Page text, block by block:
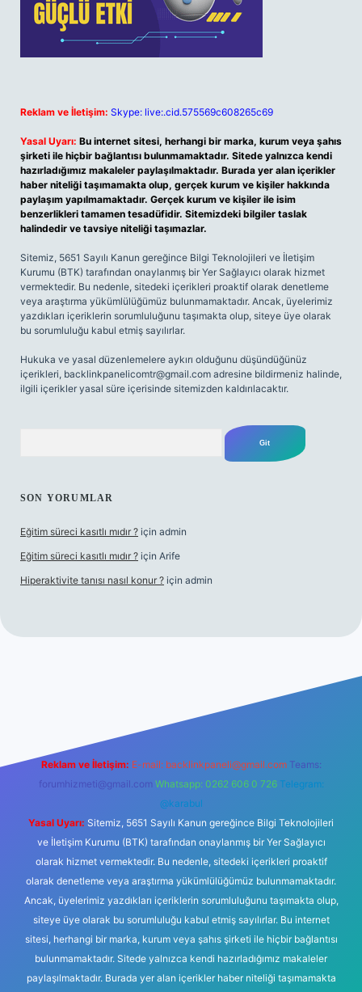
Reklam ve İletişim: Skype: live:.cid.575569c608265c69
Yasal Uyarı: Bu internet sitesi, herhangi bir marka, kurum veya şahıs
şirketi ile hiçbir bağlantısı bulunmamaktadır. Sitede yalnızca kendi
hazırladığımız makaleler paylaşılmaktadır. Burada yer alan içerikler
haber niteliği taşımamakta olup, gerçek kurum ve kişiler hakkında
paylaşım yapılmamaktadır. Gerçek kurum ve kişiler ile isim
benzerlikleri tamamen tesadüfidir. Sitemizdeki bilgiler taslak
halindedir ve tavsiye niteliği taşımazlar.
Sitemiz, 5651 Sayılı Kanun gereğince Bilgi Teknolojileri ve İletişim
Kurumu (BTK) tarafından onaylanmış bir Yer Sağlayıcı olarak hizmet
vermektedir. Bu nedenle, sitedeki içerikleri proaktif olarak denetleme
veya araştırma yükümlülüğümüz bulunmamaktadır. Ancak, üyelerimiz
yazdıkları içeriklerin sorumluluğunu taşımakta olup, siteye üye olarak
bu sorumluluğu kabul etmiş sayılırlar.
Hukuka ve yasal düzenlemelere aykırı olduğunu düşündüğünüz
içerikleri, backlinkpanelicomtr@gmail.com adresine bildirmeniz halinde,
ilgili içerikler yasal süre içerisinde sitemizden kaldırılacaktır.
SON YORUMLAR
Eğitim süreci kasıtlı mıdır ? için admin
Eğitim süreci kasıtlı mıdır ? için Arife
Hiperaktivite tanısı nasıl konur ? için admin
Reklam ve İletişim: E-mail: backlinkpaneli@gmail.com Teams:
forumhizmeti@gmail.com Whatsapp: 0262 606 0 726 Telegram:
@karabul
Yasal Uyarı: Sitemiz, 5651 Sayılı Kanun gereğince Bilgi Teknolojileri
ve İletişim Kurumu (BTK) tarafından onaylanmış bir Yer Sağlayıcı
olarak hizmet vermektedir. Bu nedenle, sitedeki içerikleri proaktif
olarak denetleme veya araştırma yükümlülüğümüz bulunmamaktadır.
Ancak, üyelerimiz yazdıkları içeriklerin sorumluluğunu taşımakta olup,
siteye üye olarak bu sorumluluğu kabul etmiş sayılırlar. Bu internet
sitesi, herhangi bir marka, kurum veya şahıs şirketi ile hiçbir bağlantısı
bulunmamaktadır. Sitede yalnızca kendi hazırladığımız makaleler
paylaşılmaktadır. Burada yer alan içerikler haber niteliği taşımamakta